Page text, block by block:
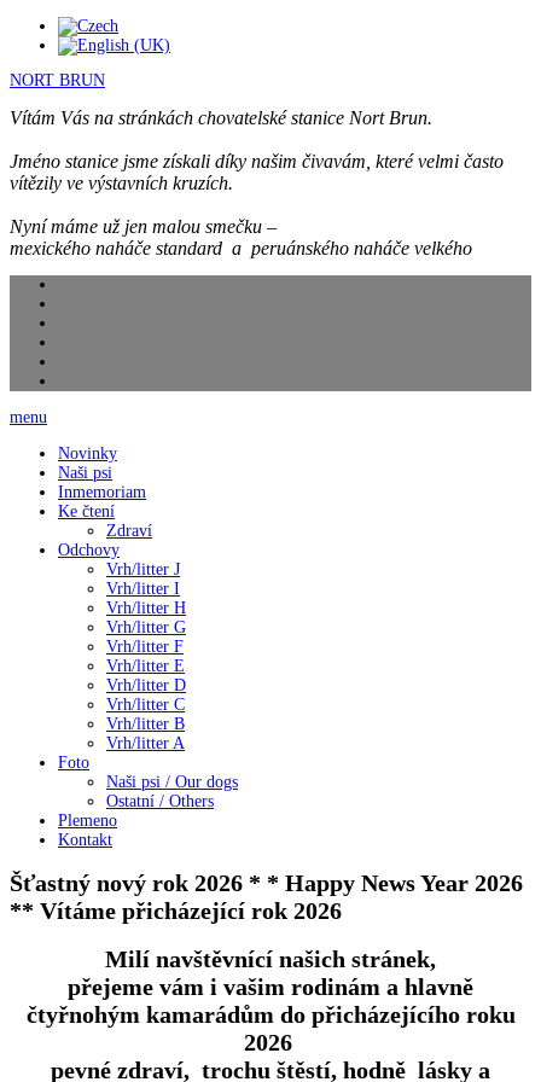
NORT BRUN
Vítám Vás na stránkách chovatelské stanice Nort Brun.
Jméno stanice jsme získali díky našim čivavám, které velmi často
vítězily ve výstavních kruzích.
Nyní máme už jen malou smečku –
mexického naháče standard a peruánského naháče velkého
menu
Novinky
Naši psi
Inmemoriam
Ke čtení
Zdraví
Odchovy
Vrh/litter J
Vrh/litter I
Vrh/litter H
Vrh/litter G
Vrh/litter F
Vrh/litter E
Vrh/litter D
Vrh/litter C
Vrh/litter B
Vrh/litter A
Foto
Naši psi / Our dogs
Ostatní / Others
Plemeno
Kontakt
Šťastný nový rok 2026 * * Happy News Year 2026
** Vítáme přicházející rok 2026
Milí navštěvnící našich stránek,
přejeme vám i vašim rodinám a hlavně
čtyřnohým kamarádům do přicházejícího roku
2026
pevné zdraví, trochu štěstí, hodně lásky a